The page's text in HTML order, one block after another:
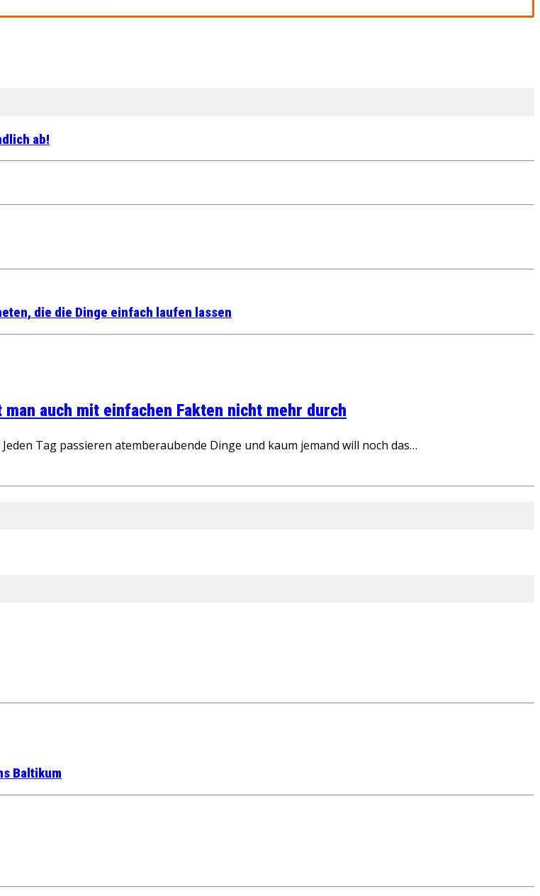
ab!
die die Dinge einfach laufen lassen
auch mit einfachen Fakten nicht mehr durch
Tag passieren atemberaubende Dinge und kaum jemand will noch das…
Baltikum